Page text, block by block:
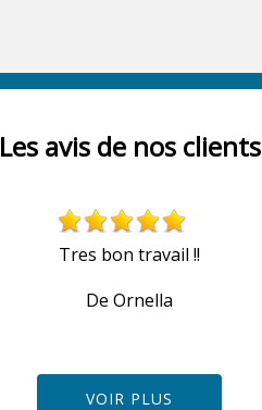
Les avis de nos clients
Tres bon travail !!
De Ornella
VOIR PLUS